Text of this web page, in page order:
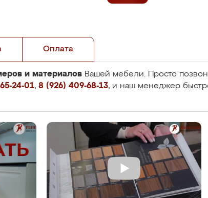
Оплата
и материалов Вашей мебели. Просто
24-01, 8 (926) 409-68-13, и наш менеджер